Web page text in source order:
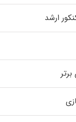
ارشد